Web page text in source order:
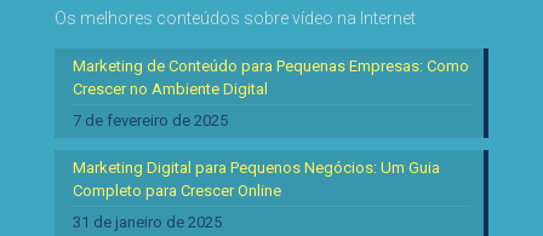
Os melhores conteúdos sobre vídeo na Internet
Marketing de Conteúdo para Pequenas Empresas: Como
Crescer no Ambiente Digital
7 de fevereiro de 2025
Marketing Digital para Pequenos Negócios: Um Guia
Completo para Crescer Online
31 de janeiro de 2025